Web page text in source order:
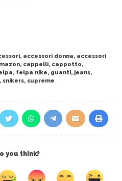
, accessori donna, accessori
, cappelli, cappotto,
, felpa nike, guanti, jeans,
, snikers, supreme
you think?